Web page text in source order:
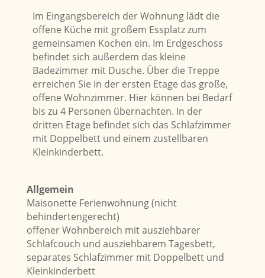
Im Eingangsbereich der Wohnung lädt die
offene Küche mit großem Essplatz zum
gemeinsamen Kochen ein. Im Erdgeschoss
befindet sich außerdem das kleine
Badezimmer mit Dusche. Über die Treppe
erreichen Sie in der ersten Etage das große,
offene Wohnzimmer. Hier können bei Bedarf
bis zu 4 Personen übernachten. In der
dritten Etage befindet sich das Schlafzimmer
mit Doppelbett und einem zustellbaren
Kleinkinderbett.
Allgemein
Maisonette Ferienwohnung (nicht
behindertengerecht)
offener Wohnbereich mit ausziehbarer
Schlafcouch und ausziehbarem Tagesbett,
separates Schlafzimmer mit Doppelbett und
Kleinkinderbett